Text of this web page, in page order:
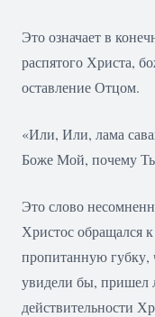
Это означает в
распятого Христа,
оставление Отцом.
«Или, Или, лама
Боже Мой, почему
Это слово
Христос обращался
пропитанную губку,
увидели бы, пришел
действительности